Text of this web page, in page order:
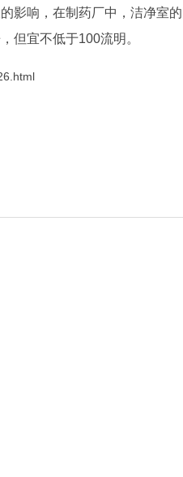
影响，在制药厂中，洁净室
但宜不低于100流明。